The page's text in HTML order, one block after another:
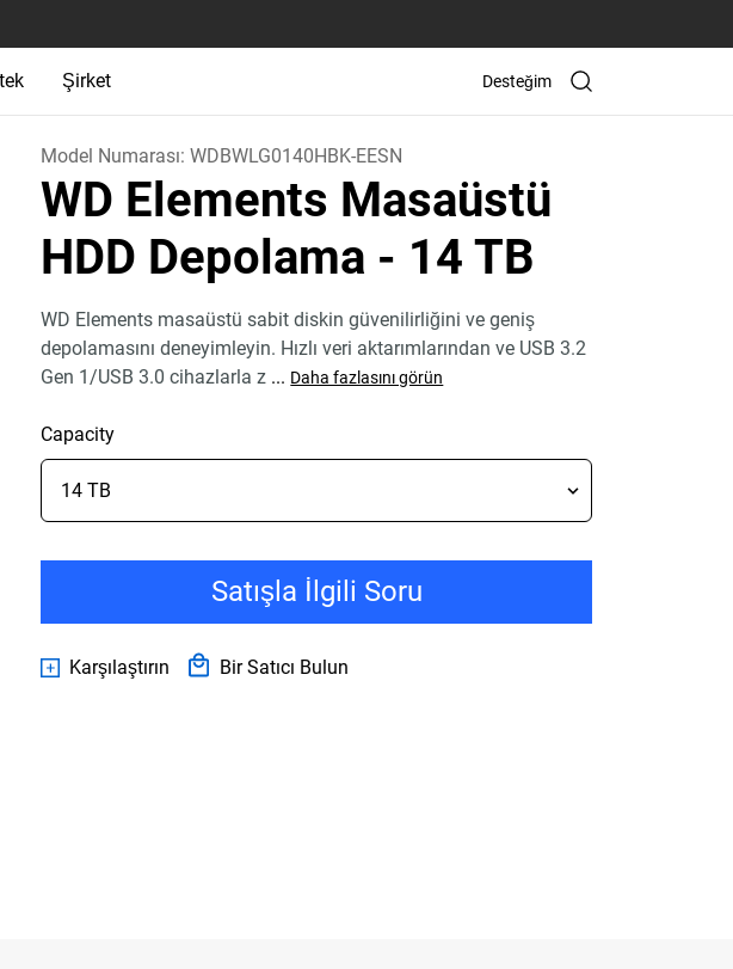
Şirket Desteğim
Model Numarası:WDBWLG0140HBK-EESN
WD Elements Masaüstü
HDD Depolama - 14 TB
WD Elements masaüstü sabit diskin güvenilirliğini ve geniş
depolamasını deneyimleyin. Hızlı veri aktarımlarından ve USB 3.2
Gen 1/USB 3.0 cihazlarla z ... Daha fazlasını görün
Capacity
Satışla İlgili Soru
Karşılaştırın Bir Satıcı Bulun